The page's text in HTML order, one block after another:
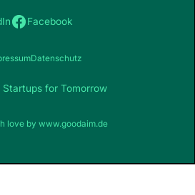
Facebook
for Tomorrow
Datenschutz
love by www.goodaim.de